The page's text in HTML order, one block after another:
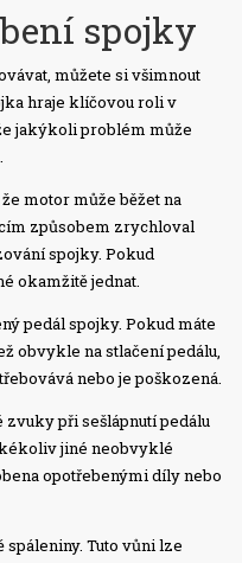
spojky
můžete si všimnout
hraje klíčovou roli v
jakýkoli problém může
motor může běžet na
způsobem zrychloval
spojky. Pokud
okamžitě jednat.
pedál spojky. Pokud máte
obvykle na stlačení pedálu,
nebo je poškozená.
při sešlápnutí pedálu
jiné neobvyklé
opotřebenými díly nebo
spáleniny. Tuto vůni lze